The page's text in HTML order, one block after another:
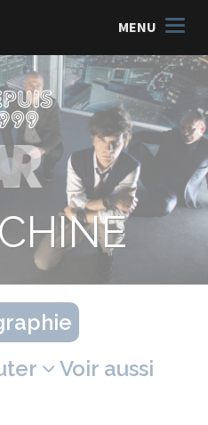
MENU
Voir aussi